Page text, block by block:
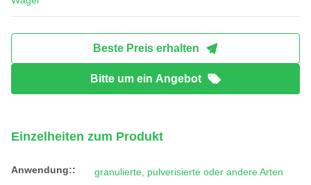
Beste Preis erhalten
Bitte um ein Angebot
Einzelheiten zum Produkt
Anwendung:: granulierte, pulverisierte oder andere Arten